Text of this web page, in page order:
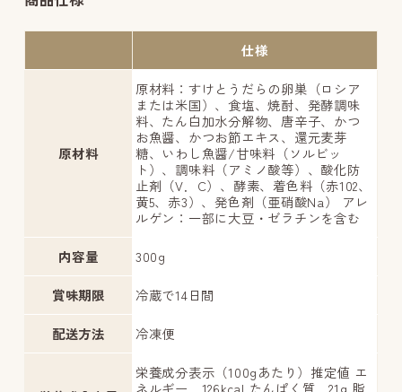
仕様
原材料
原材料：すけとうだらの卵巣（ロシア
または米国）、食塩、焼酎、発酵調味
料、たん白加水分解物、唐辛子、かつ
お魚醤、かつお節エキス、還元麦芽
糖、いわし魚醤/甘味料（ソルビッ
ト）、調味料（アミノ酸等）、酸化防
止剤（V．C）、酵素、着色料（赤102、
黄5、赤3）、発色剤（亜硝酸Na） アレ
ルゲン：一部に大豆・ゼラチンを含む
内容量 300g
賞味期限 冷蔵で14日間
配送方法 冷凍便
栄養成分表示（100gあたり）推定値 エ
ネルギー 126kcal たんぱく質 21g 脂